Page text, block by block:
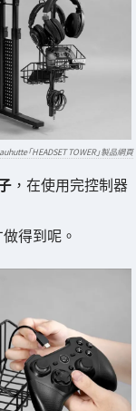
「HEADSET TOWER」製品網頁
，在使用完控制器
得到呢。